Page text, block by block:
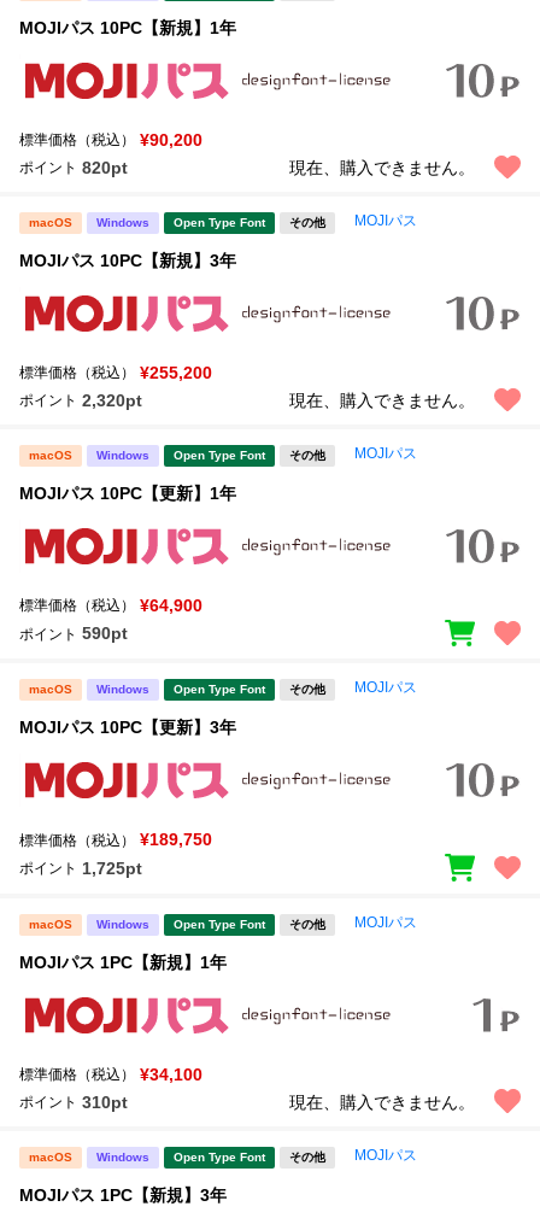
MOJIパス 10PC【新規】1年
標準価格（税込） ¥90,200
ポイント 820pt 現在、購入できません。
macOS Windows Open Type Font その他 MOJIパス
MOJIパス 10PC【新規】3年
標準価格（税込） ¥255,200
ポイント 2,320pt 現在、購入できません。
macOS Windows Open Type Font その他 MOJIパス
MOJIパス 10PC【更新】1年
標準価格（税込） ¥64,900
ポイント 590pt
macOS Windows Open Type Font その他 MOJIパス
MOJIパス 10PC【更新】3年
標準価格（税込） ¥189,750
ポイント 1,725pt
macOS Windows Open Type Font その他 MOJIパス
MOJIパス 1PC【新規】1年
標準価格（税込） ¥34,100
ポイント 310pt 現在、購入できません。
macOS Windows Open Type Font その他 MOJIパス
MOJIパス 1PC【新規】3年